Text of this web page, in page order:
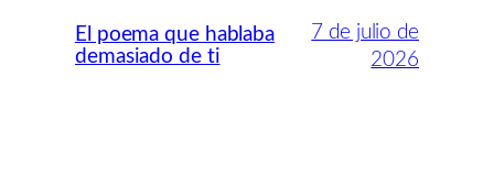
El poema que hablaba
demasiado de ti
7 de julio de
2026